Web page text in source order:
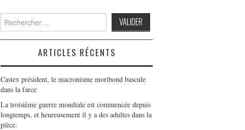
Search
for:
ARTICLES RÉCENTS
Castex président, le macronisme moribond bascule
dans la farce
La troisième guerre mondiale est commencée depuis
longtemps, et heureusement il y a des adultes dans la
pièce.